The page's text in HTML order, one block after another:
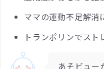
ママの運動不足解
トランポリンでスト
あそビュー